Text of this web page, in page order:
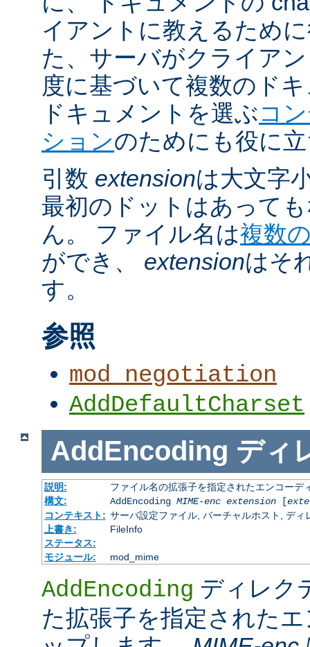
イアントに教えるため
た、サーバがクライア
度に基づいて複数のド
ドキュメントを選ぶコ
ションのためにも役に
引数 extensionは大文字
最初のドットはあって
ん。 ファイル名は複数
ができ、 extensionはそ
す。
参照
mod_negotiation
AddDefaultCharset
AddEncoding ディ
説明:
ファイル名の拡張子を指定されたエンコーデ
構文:
AddEncoding MIME-enc extension[
コンテキスト: サーバ設定ファイル, バーチャルホスト, ディ
上書き:
FileInfo
ステータス:
モジュール:
mod_mime
AddEncoding ディレク
た拡張子を指定された